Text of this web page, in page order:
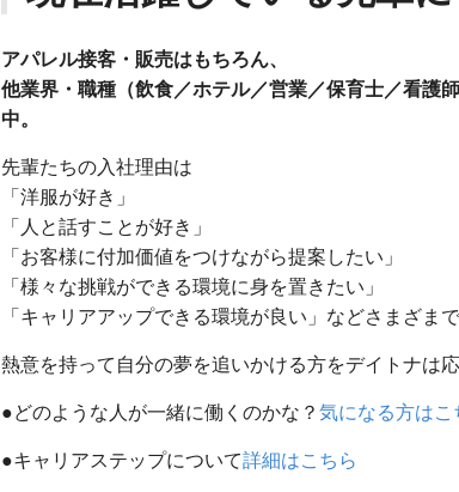
アパレル接客・販売はもちろん、
他業界・職種（飲食／ホテル／営業／保育士／看護
中。
先輩たちの入社理由は
「洋服が好き」
「人と話すことが好き」
「お客様に付加価値をつけながら提案したい」
「様々な挑戦ができる環境に身を置きたい」
「キャリアアップできる環境が良い」などさまざまで
熱意を持って自分の夢を追いかける方をデイトナは応
●どのような人が一緒に働くのかな？ 気になる方はこ
●キャリアステップについて詳細はこちら